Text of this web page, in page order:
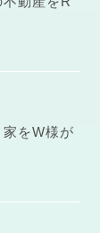
をW様が